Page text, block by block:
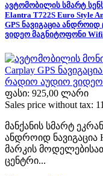
ავტომობილის სმარტ
Elantra T722S Euro Style
GPS ნავიგაცია
ვიდეო მაგნიტოფონი Wifi
ფასი: 925,00 ლარი
Sales price without tax:
მანქანის სმარტ
ანდროიდ ნავიგაცია
მარკის
ცენტრი...